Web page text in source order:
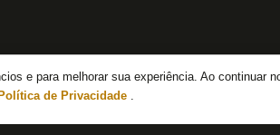
e para melhorar sua experiência. Ao continuar
Política de Privacidade .
Notícias do Botafogo
Fórum